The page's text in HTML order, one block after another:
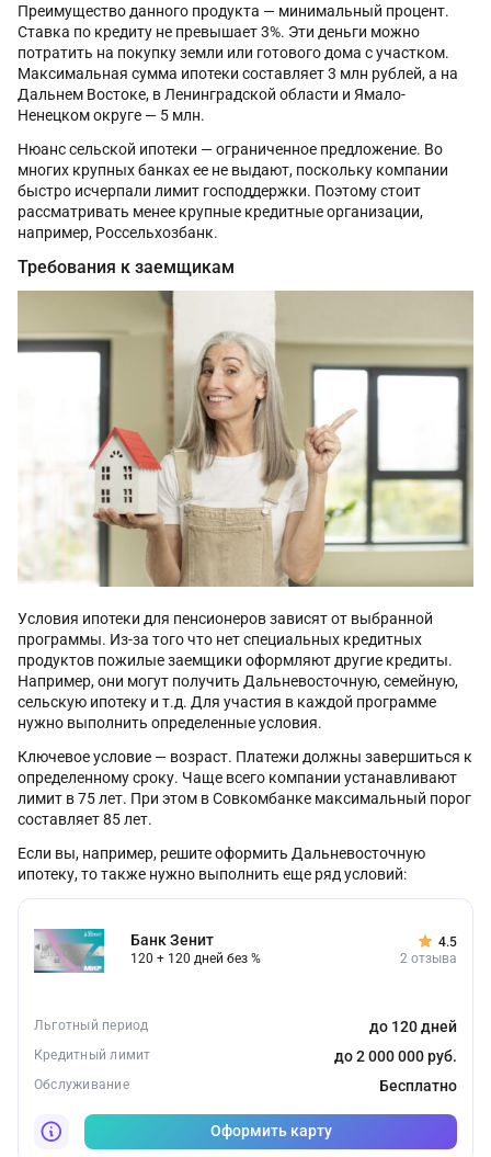
Преимущество данного продукта — минимальный процент.
Ставка по кредиту не превышает 3%. Эти деньги можно
потратить на покупку земли или готового дома с участком.
Максимальная сумма ипотеки составляет 3 млн рублей, а на
Дальнем Востоке, в Ленинградской области и Ямало-
Ненецком округе — 5 млн.
Нюанс сельской ипотеки — ограниченное предложение. Во
многих крупных банках ее не выдают, поскольку компании
быстро исчерпали лимит господдержки. Поэтому стоит
рассматривать менее крупные кредитные организации,
например, Россельхозбанк.
Требования к заемщикам
Условия ипотеки для пенсионеров зависят от выбранной
программы. Из-за того что нет специальных кредитных
продуктов пожилые заемщики оформляют другие кредиты.
Например, они могут получить Дальневосточную, семейную,
сельскую ипотеку и т.д. Для участия в каждой программе
нужно выполнить определенные условия.
Ключевое условие — возраст. Платежи должны завершиться к
определенному сроку. Чаще всего компании устанавливают
лимит в 75 лет. При этом в Совкомбанке максимальный порог
составляет 85 лет.
Если вы, например, решите оформить Дальневосточную
ипотеку, то также нужно выполнить еще ряд условий:
Банк Зенит
120 + 120 дней без %
4.5
2 отзыва
Льготный период до 120 дней
Кредитный лимит до 2 000 000 руб.
Обслуживание Бесплатно
Оформить карту